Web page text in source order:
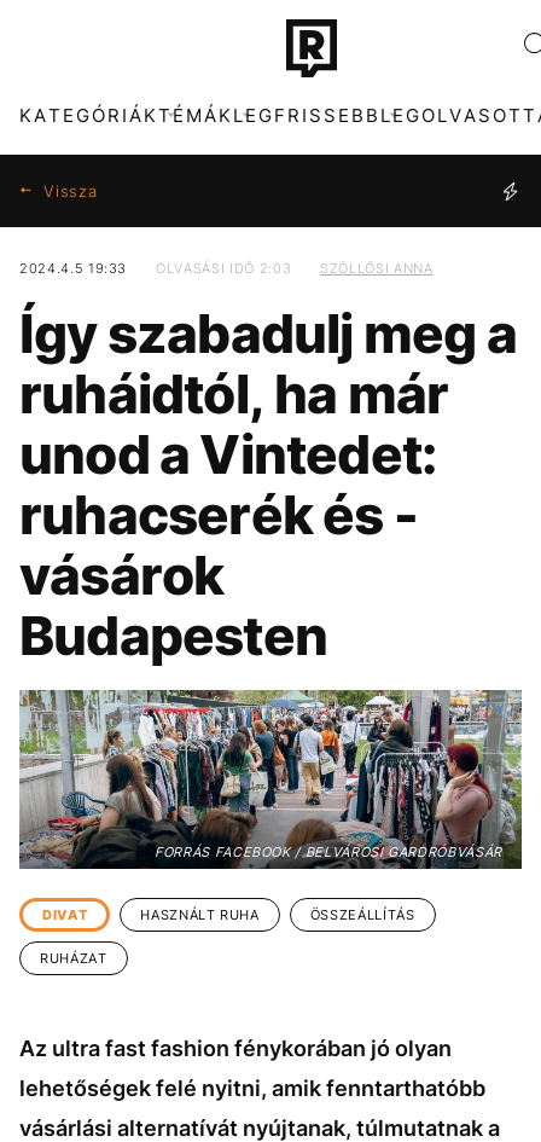
KATEGÓRIÁKTÉMÁKLEGFRISSEBB
ZENE DIVAT
KULTÚRA ENTR
FILM + SOROZAT TECH-TUDOMÁNY
SPORT TÁRSADALOM
KÖZÉLET
ÉLETMÓD
BESZÉLGETÉSEK
VIDEÓ TÖRTÉNETEK
GASZTRO
FIDESZ MADONNA
SEBESTYÉN BALÁZS KONCERT
SZIGET FESZTIVÁL HŐSÉG
MAJKA MÉDIA
Vissza
2024.4.5 19:33 OLVASÁSI IDŐ 2:03 SZÖLLŐSI ANNA
Így szabadulj meg a
ruháidtól, ha már
unod a Vintedet:
ruhacserék és -
vásárok
Budapesten
FORRÁS FACEBOOK / BELVÁROSI GARDRÓBVÁSÁR
DIVAT HASZNÁLT RUHA ÖSSZEÁLLÍTÁS
RUHÁZAT
Az ultra fast fashion fénykorában jó olyan
lehetőségek felé nyitni, amik fenntarthatóbb
vásárlási alternatívát nyújtanak, túlmutatnak a